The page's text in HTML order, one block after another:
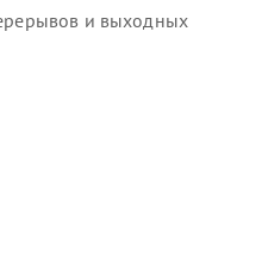
и выходных